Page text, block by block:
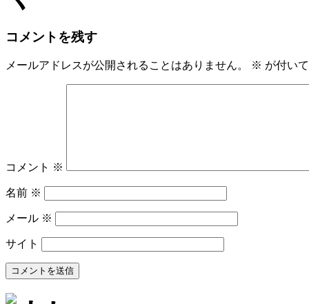
コメントを残す
メールアドレスが公開されることはありません。 ※ が付い
コメント ※
名前 ※
メール ※
サイト